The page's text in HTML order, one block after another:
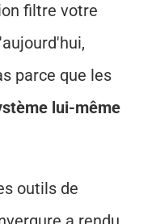
filtre votre
parce que les
lui-même
outils de